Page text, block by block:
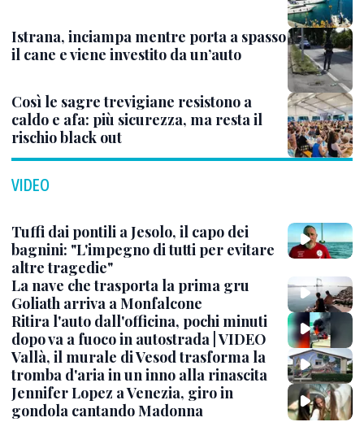
Istrana, inciampa mentre porta a spasso
il cane e viene investito da un’auto
Così le sagre trevigiane resistono a
caldo e afa: più sicurezza, ma resta il
rischio black out
VIDEO
Tuffi dai pontili a Jesolo, il capo dei
bagnini: "L'impegno di tutti per evitare
altre tragedie"
La nave che trasporta la prima gru
Goliath arriva a Monfalcone
Ritira l'auto dall'officina, pochi minuti
dopo va a fuoco in autostrada | VIDEO
Vallà, il murale di Vesod trasforma la
tromba d'aria in un inno alla rinascita
Jennifer Lopez a Venezia, giro in
gondola cantando Madonna